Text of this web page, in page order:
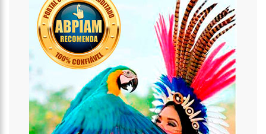
21:51 ARTECULTURA | CARNAILHA